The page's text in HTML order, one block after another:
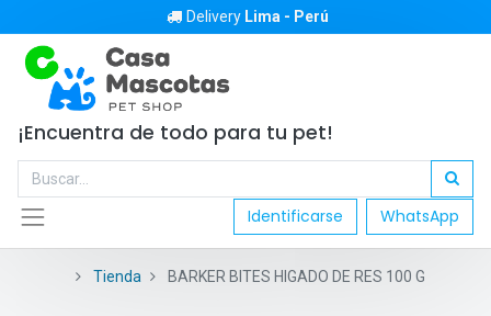
Delivery Lima - Perú
¡Encuentra de todo para tu pet!
Identificarse WhatsApp
Tienda BARKER BITES HIGADO DE RES 100 G